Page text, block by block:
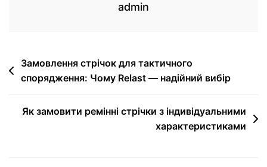
admin
Замовлення стрічок для тактичного
спорядження: Чому Relast — надійний вибір
Як замовити ремінні стрічки з індивідуальними
характеристиками